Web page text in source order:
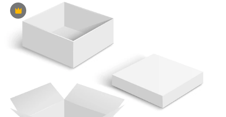
Premium